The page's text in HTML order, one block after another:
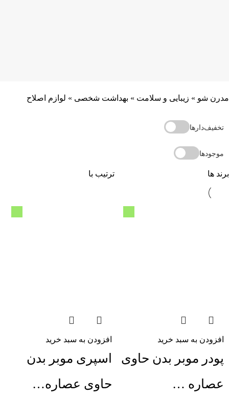
مدرن شو » زیبایی و سلامت » بهداشت شخصی » لوازم اصلاح
تخفیف‌دارها
موجودها
برند ها ترتیب با
افزودن به سبد خرید
پودر موبر بدن حاوی
عصاره …
افزودن به سبد خرید
اسپری موبر بدن
حاوی عصاره…